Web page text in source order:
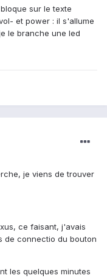
sur le texte
et power : il s'allume
le branche une led
je viens de trouver
ce faisant, j'avais
de connectio du bouton
les quelques minutes